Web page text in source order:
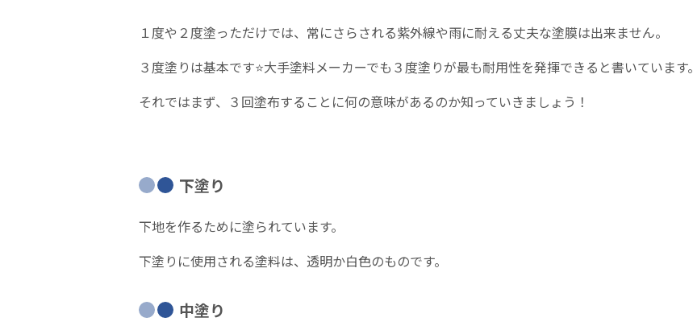
１度や２度塗っただけでは、常にさらされる紫外線や雨に耐える丈夫な塗膜は出来ません。
３度塗りは基本です⭐大手塗料メーカーでも３度塗りが最も耐用性を発揮できると書いています。
それではまず、３回塗布することに何の意味があるのか知っていきましょう！
下塗り
下地を作るために塗られています。
下塗りに使用される塗料は、透明か白色のものです。
中塗り